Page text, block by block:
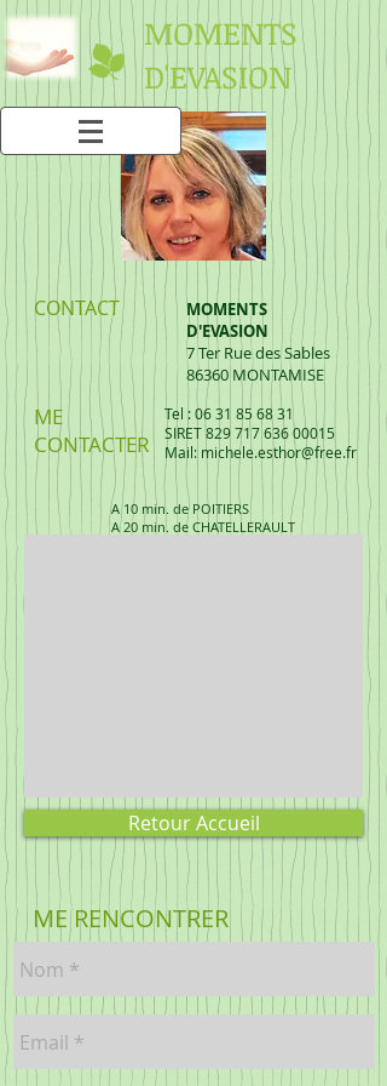
MOMENTS
D'EVASION
CONTACT
MOMENTS
D'EVASION
7 Ter Rue des Sables
86360 MONTAMISE
ME
CONTACTER
Tel : 06 31 85 68 31
SIRET829 717 636 00015
Mail: michele.esthor@free.fr
A 10 min. de POITIERS
A 20 min. de CHATELLERAULT
Retour Accueil
ME RENCONTRER